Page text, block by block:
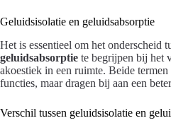
Geluidsisolatie en geluidsabsorptie
Het is essentieel om het onderscheid
geluidsabsorptie te begrijpen bij het
akoestiek in een ruimte. Beide
functies, maar dragen bij aan een
Verschil tussen geluidsisolatie en